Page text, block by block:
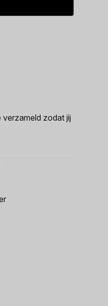
verzameld zodat jij